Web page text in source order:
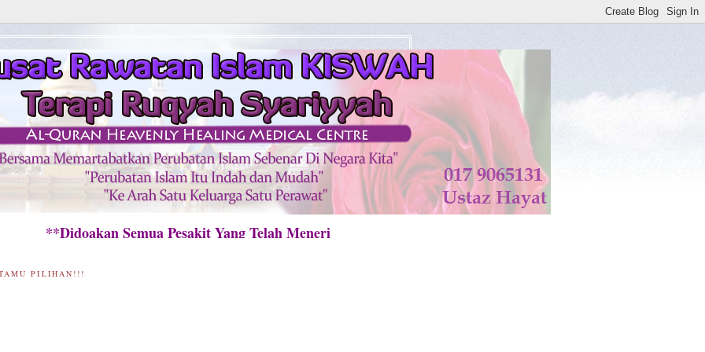
Semua Pesakit Yang Telah Menerima Rawatan di KISWAH DISEMBUHKAN ALLAH TAALA. AMIN**
PILIHAN!!!